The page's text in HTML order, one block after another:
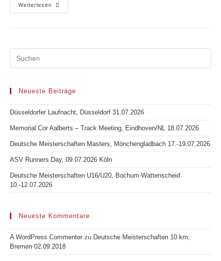
Weiterlesen
Sparkassen
Jump
12.06.2021
Neueste Beiträge
Düsseldorfer Laufnacht, Düsseldorf 31.07.2026
Memorial Cor Aalberts – Track Meeting, Eindhoven/NL 18.07.2026
Deutsche Meisterschaften Masters, Mönchengladbach 17.-19.07.2026
ASV Runners Day, 09.07.2026 Köln
Deutsche Meisterschaften U16/U20, Bochum-Wattenscheid
10.-12.07.2026
Neueste Kommentare
A WordPress Commenter zu Deutsche Meisterschaften 10 km,
Bremen 02.09.2018